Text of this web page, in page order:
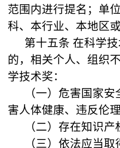
范围内进行提名；单
科、本行业、本地区
第十五条 在科学
的，相关个人、组织
学技术奖：
（一）危害国家
害人体健康、违反伦
（二）存在知识产
（三）依法应当